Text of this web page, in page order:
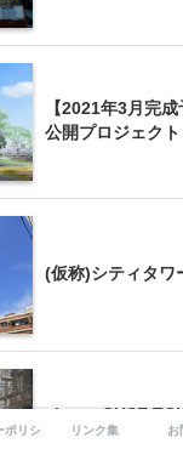
【2021年3月完
公開プロジェクト
(仮称)シティタワ
abeno CUSE
タウン）11.03
リシー リンク集 お